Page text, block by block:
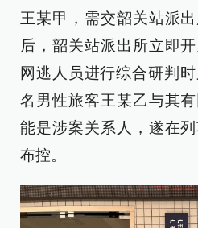
王某甲，需交韶关站派
后，韶关站派出所立即
网逃人员进行综合研判
名男性旅客王某乙与其
能是涉案关系人，遂在
布控。